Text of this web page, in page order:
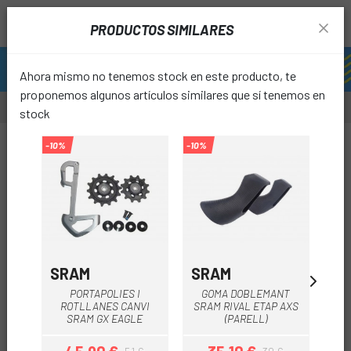
PRODUCTOS SIMILARES
Ahora mismo no tenemos stock en este producto, te
proponemos algunos artículos similares que sí tenemos en
stock
-10%
SRAM
PORTAPOLIES I
ROTLLANES CANVI
SRAM GX EAGLE
-10%
SRAM
GOMA DOBLEMANT
SRAM RIVAL ETAP AXS
(PARELL)